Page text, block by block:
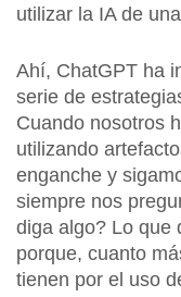
utilizar la IA de
Ahí, ChatGPT ha
serie de
Cuando nosotros
utilizando
enganche y
siempre nos
diga algo? Lo que
porque, cuanto
tienen por el uso